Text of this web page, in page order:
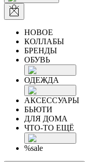
НОВОЕ
КОЛЛАБЫ
БРЕНДЫ
ОБУВЬ
ОДЕЖДА
АКСЕССУАРЫ
БЬЮТИ
ДЛЯ ДОМА
ЧТО-ТО ЕЩЁ
%sale